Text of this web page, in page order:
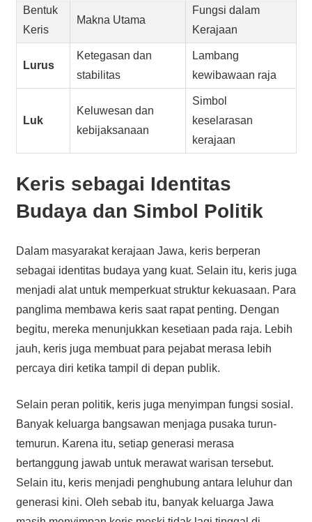
Bentuk
Keris
Makna Utama
Fungsi dalam
Kerajaan
Lurus
Ketegasan dan
stabilitas
Lambang
kewibawaan raja
Luk
Keluwesan dan
kebijaksanaan
Simbol
keselarasan
kerajaan
Keris sebagai Identitas
Budaya dan Simbol Politik
Dalam masyarakat kerajaan Jawa, keris berperan
sebagai identitas budaya yang kuat. Selain itu, keris juga
menjadi alat untuk memperkuat struktur kekuasaan. Para
panglima membawa keris saat rapat penting. Dengan
begitu, mereka menunjukkan kesetiaan pada raja. Lebih
jauh, keris juga membuat para pejabat merasa lebih
percaya diri ketika tampil di depan publik.
Selain peran politik, keris juga menyimpan fungsi sosial.
Banyak keluarga bangsawan menjaga pusaka turun-
temurun. Karena itu, setiap generasi merasa
bertanggung jawab untuk merawat warisan tersebut.
Selain itu, keris menjadi penghubung antara leluhur dan
generasi kini. Oleh sebab itu, banyak keluarga Jawa